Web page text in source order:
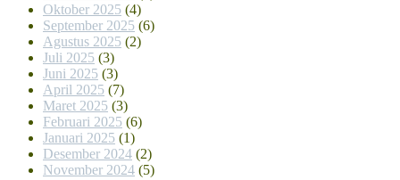
Oktober 2025 (4)
September 2025 (6)
Agustus 2025 (2)
Juli 2025 (3)
Juni 2025 (3)
April 2025 (7)
Maret 2025 (3)
Februari 2025 (6)
Januari 2025 (1)
Desember 2024 (2)
November 2024 (5)